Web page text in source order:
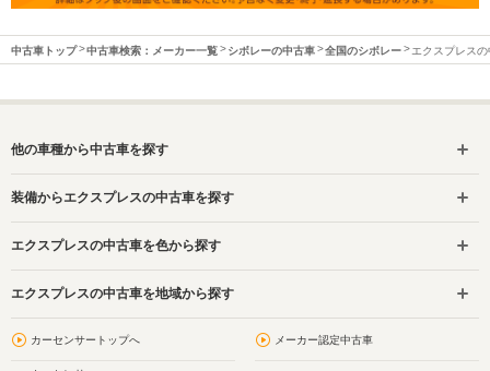
中古車トップ 中古車検索：メーカー一覧 シボレーの中古車 全国のシボレー エクスプレス
他の車種から中古車を探す
装備からエクスプレスの中古車を探す
エクスプレスの中古車を色から探す
エクスプレスの中古車を地域から探す
カーセンサートップへ メーカー認定中古車